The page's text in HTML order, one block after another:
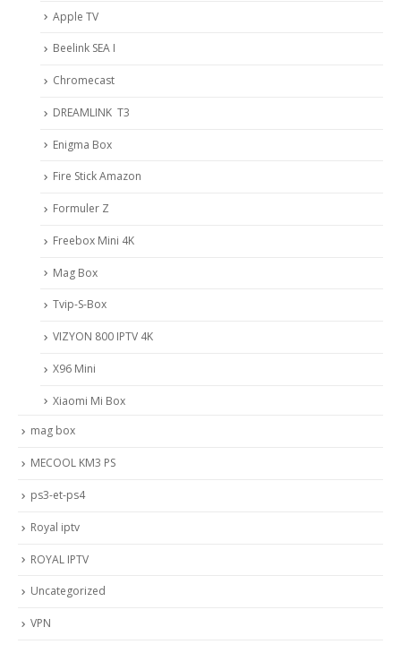
Apple TV
Beelink SEA I
Chromecast
DREAMLINK T3
Enigma Box
Fire Stick Amazon
Formuler Z
Freebox Mini 4K
Mag Box
Tvip-S-Box
VIZYON 800 IPTV 4K
X96 Mini
Xiaomi Mi Box
mag box
MECOOL KM3 PS
ps3-et-ps4
Royal iptv
ROYAL IPTV
Uncategorized
VPN